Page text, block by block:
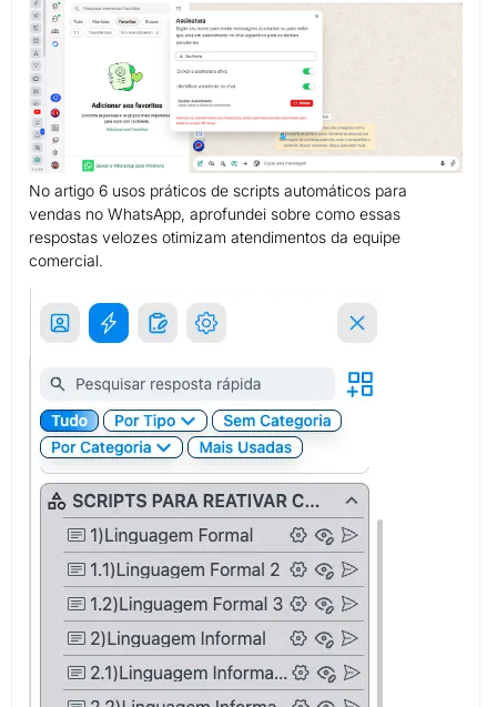
No artigo 6 usos práticos de scripts automáticos para
vendas no WhatsApp, aprofundei sobre como essas
respostas velozes otimizam atendimentos da equipe
comercial.